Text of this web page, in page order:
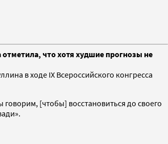
что хотя худшие прогнозы не
в ходе IX Всероссийского конгресса
[чтобы] восстановиться до своего